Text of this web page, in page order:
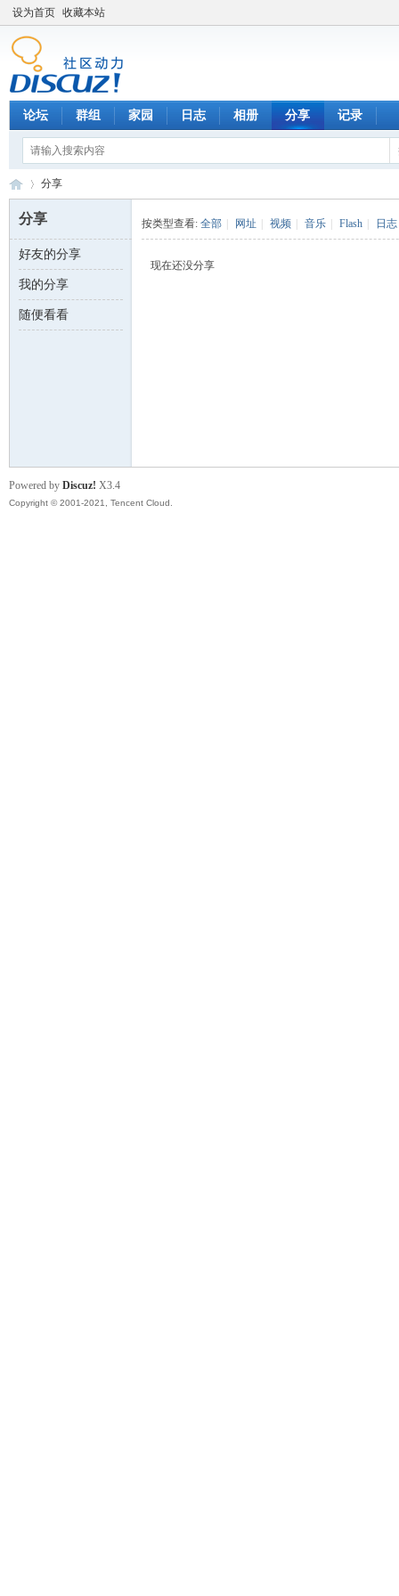
设为首页 收藏本站
论坛 群组 家园 日志 相册 分享 记录
数 ›
分享
分享
好友的分享
我的分享
随便看看
按类型查看: 全部 网址 视频 音乐 Flash 日志
现在还没分享
Powered by Discuz! X3.4
Copyright © 2001-2021, Tencent Cloud.